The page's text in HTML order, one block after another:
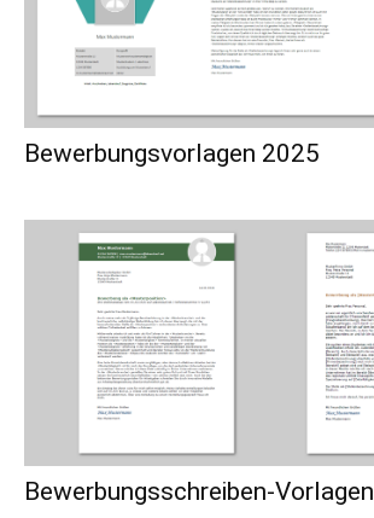
Bewerbungsvorlagen 2025
Bewerbungsschreiben-Vorlagen